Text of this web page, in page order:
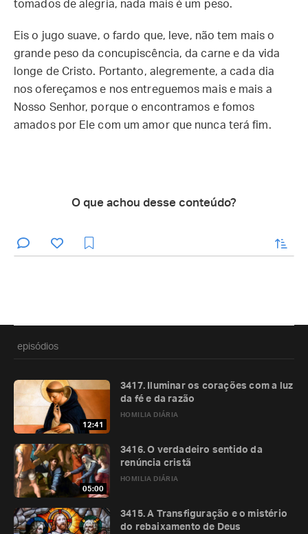
tomados de alegria, nada mais é um peso.
Eis o jugo suave, o fardo que, leve, não tem mais o
grande peso da concupiscência, da carne e da vida
longe de Cristo. Portanto, alegremente, a cada dia
nos ofereçamos e nos entreguemos mais e mais a
Nosso Senhor, porque o encontramos e fomos
amados por Ele com um amor que nunca terá fim.
O que achou desse conteúdo?
enviar
episódios
12:41
HOMILIA DIÁRIA
3417. Iluminar os corações com a luz
da fé e da razão
05:00
HOMILIA DIÁRIA
3416. O verdadeiro sentido da
renúncia cristã
3415. A Transfiguração e o mistério
do rebaixamento de Deus